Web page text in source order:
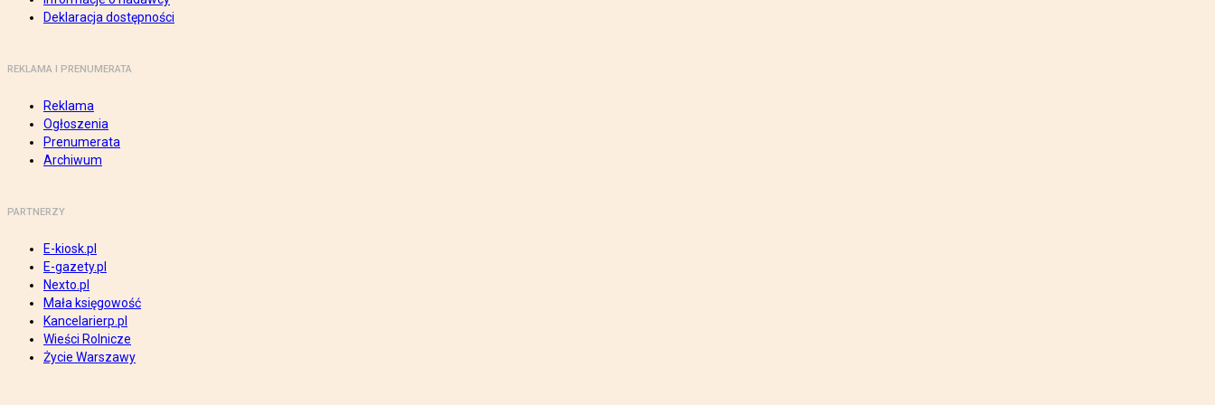
Deklaracja dostępności
REKLAMA I PRENUMERATA
Reklama
Ogłoszenia
Prenumerata
Archiwum
PARTNERZY
E-kiosk.pl
E-gazety.pl
Nexto.pl
Mała księgowość
Kancelarierp.pl
Wieści Rolnicze
Życie Warszawy